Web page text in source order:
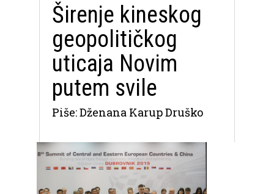
Širenje kineskog
geopolitičkog
uticaja Novim
putem svile
Piše: Dženana Karup Druško